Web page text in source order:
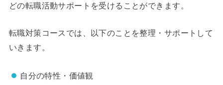
どの転職活動サポートを受けることができます。
転職対策コースでは、以下のことを整理・サポートして
いきます。
自分の特性・価値観